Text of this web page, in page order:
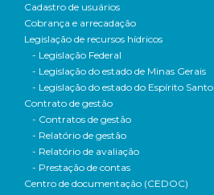
Cadastro de usuários
Cobrança e arrecadação
Legislação de recursos hídricos
- Legislação Federal
- Legislação do estado de Minas Gerais
- Legislação do estado do Espírito Santo
Contrato de gestão
- Contratos de gestão
- Relatório de gestão
- Relatório de avaliação
- Prestação de contas
Centro de documentação (CEDOC)